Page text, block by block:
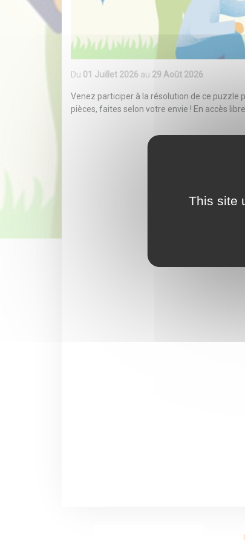
Du 01 Juillet 2026 au 29 Août 2026
Venez participer à la résolution de ce puzzle
pièces, faites selon votre envie ! En accès
This site